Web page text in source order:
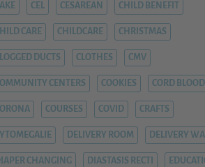
CEL CESAREAN CHILD BENEFIT
CARE CHILDCARE CHRISTMAS
DUCTS CLOTHES CMV
CENTERS COOKIES CORD BLOOD
COURSES COVID CRAFTS
DELIVERY ROOM DELIVERY
CHANGING DIASTASIS RECTI